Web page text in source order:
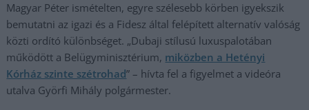
Magyar Péter ismételten, egyre szélesebb körben igyekszik
bemutatni az igazi és a Fidesz által felépített alternatív valóság
közti ordító különbséget. „Dubaji stílusú luxuspalotában
működött a Belügyminisztérium, miközben a Hetényi
Kórház szinte szétrohad” – hívta fel a figyelmet a videóra
utalva Györfi Mihály polgármester.